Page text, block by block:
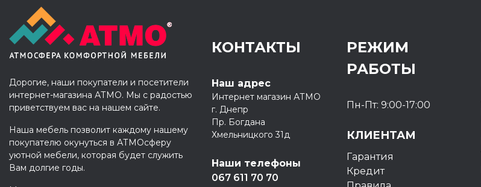
Дорогие, наши покупатели и посетители
интернет-магазина АТМО. Мы с радостью
приветствуем вас на нашем сайте.
Наша мебель позволит каждому нашему
покупателю окунуться в АТМОсферу
уютной мебели, которая будет служить
Вам долгие годы.
КОНТАКТЫ
Наш адрес
Интернет магазин АТМО
г. Днепр
Пр. Богдана
Хмельницкого 31д
Наши телефоны
067 611 70 70
РЕЖИМ
РАБОТЫ
Пн-Пт: 9:00-17:00
КЛИЕНТАМ
Гарантия
Кредит